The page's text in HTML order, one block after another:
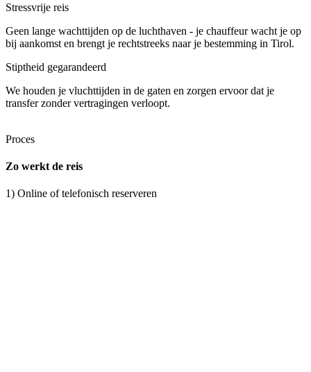
Stressvrije reis
Geen lange wachttijden op de luchthaven - je chauffeur wacht je op
bij aankomst en brengt je rechtstreeks naar je bestemming in Tirol.
Stiptheid gegarandeerd
We houden je vluchttijden in de gaten en zorgen ervoor dat je
transfer zonder vertragingen verloopt.
Proces
Zo werkt de reis
1) Online of telefonisch reserveren